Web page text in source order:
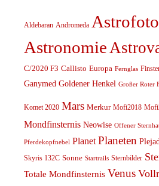
Aldebaran Andromeda
Astronomie
C/2020 F3 Callisto Europa Fernglas
Ganymed Goldener Henkel Großer Roter
Komet 2020 Mars Merkur Mofi2018
Mondfinsternis Neowise Offener
Pferdekopfnebel Planet Planeten
Skyris 132C Sonne Startrails Sternbilder
Totale Mondfinsternis Venus